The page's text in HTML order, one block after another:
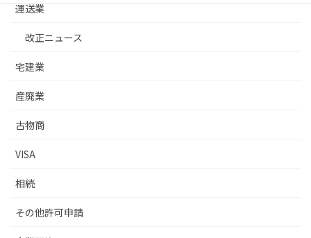
運送業
改正ニュース
宅建業
産廃業
古物商
VISA
相続
その他許可申請